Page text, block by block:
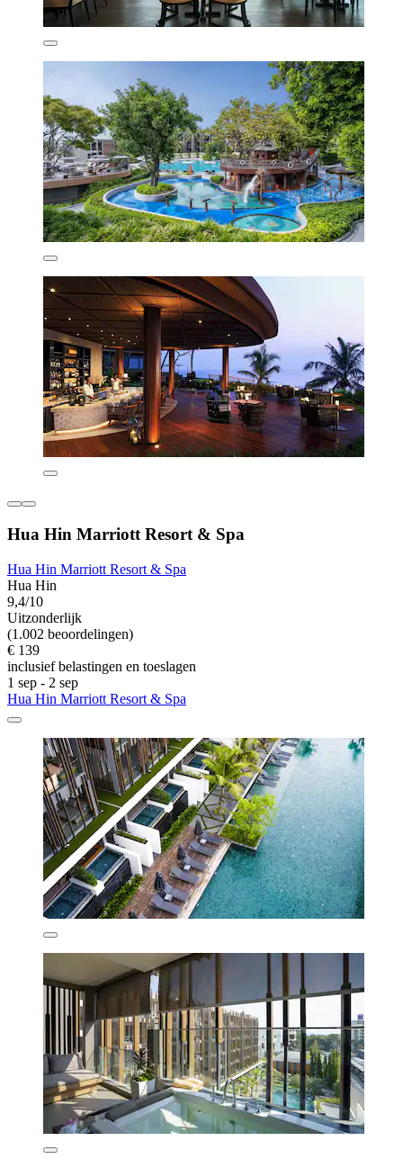
Hua Hin Marriott Resort & Spa
Hua Hin Marriott Resort & Spa
Hua Hin
9,4/10
Uitzonderlijk
(1.002 beoordelingen)
€ 139
inclusief belastingen en toeslagen
1 sep - 2 sep
Hua Hin Marriott Resort & Spa